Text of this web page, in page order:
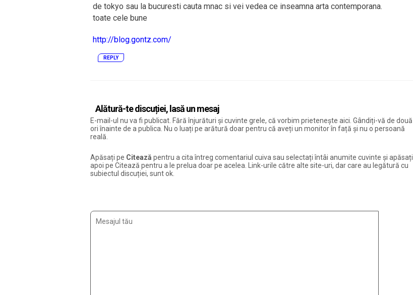
de tokyo sau la bucuresti cauta mnac si vei vedea ce inseamna arta contemporana.
toate cele bune
http://blog.gontz.com/
REPLY
Alătură-te discuției, lasă un mesaj
E-mail-ul nu va fi publicat. Fără înjurături și cuvinte grele, că vorbim prietenește aici. Gândiți-vă de două
ori înainte de a publica. Nu o luați pe arătură doar pentru că aveți un monitor în față și nu o persoană
reală.
Apăsați pe Citează pentru a cita întreg comentariul cuiva sau selectați întâi anumite cuvinte și apăsați
apoi pe Citează pentru a le prelua doar pe acelea. Link-urile către alte site-uri, dar care au legătură cu
subiectul discuției, sunt ok.